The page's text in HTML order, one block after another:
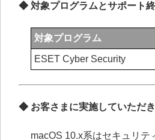
◆ 対象プログラムとサポート終
対象プログラム
ESET Cyber Security
◆ お客さまに実施していただ
macOS 10.x系はセキュリ